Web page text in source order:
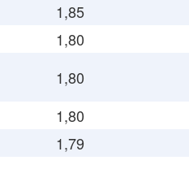
1,85
1,80
1,80
1,80
1,79